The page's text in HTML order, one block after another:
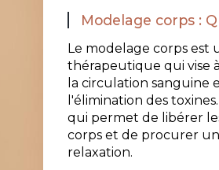
Modelage corps :
Le modelage corps est
thérapeutique qui vise
la circulation sanguine
l'élimination des
qui permet de libérer
corps et de procurer
relaxation.